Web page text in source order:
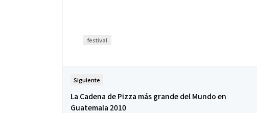
festival
Siguiente
La Cadena de Pizza más grande del Mundo en
Guatemala 2010